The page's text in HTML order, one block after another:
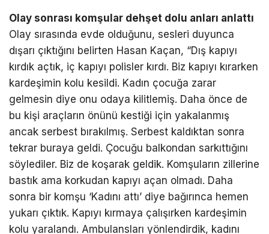
Olay sonrası komşular dehşet dolu anları anlattı
Olay sırasında evde olduğunu, sesleri duyunca
dışarı çıktığını belirten Hasan Kaçan, “Dış kapıyı
kırdık açtık, iç kapıyı polisler kırdı. Biz kapıyı kırarken
kardeşimin kolu kesildi. Kadın çocuğa zarar
gelmesin diye onu odaya kilitlemiş. Daha önce de
bu kişi araçların önünü kestiği için yakalanmış
ancak serbest bırakılmış. Serbest kaldıktan sonra
tekrar buraya geldi. Çocuğu balkondan sarkıttığını
söylediler. Biz de koşarak geldik. Komşuların zillerine
bastık ama korkudan kapıyı açan olmadı. Daha
sonra bir komşu ‘Kadını attı’ diye bağırınca hemen
yukarı çıktık. Kapıyı kırmaya çalışırken kardeşimin
kolu yaralandı. Ambulansları yönlendirdik, kadını